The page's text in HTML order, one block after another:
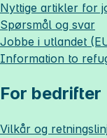
Nyttige artikler for
Spørsmål og svar
Jobbe i utlandet
Information to
For bedrifter
Vilkår og